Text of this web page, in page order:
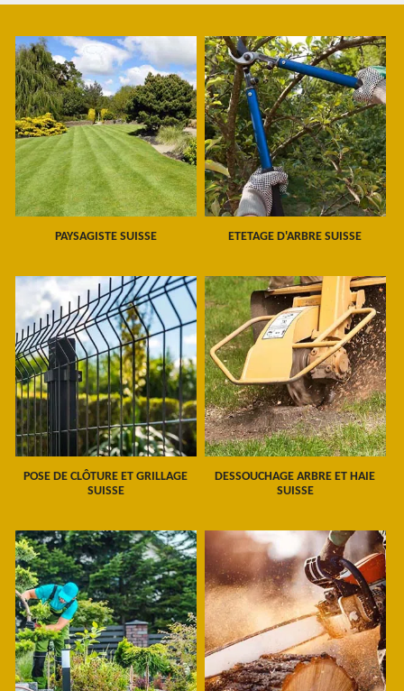
PAYSAGISTE SUISSE ETETAGE D'ARBRE SUISSE
POSE DE CLÔTURE ET GRILLAGE
SUISSE
DESSOUCHAGE ARBRE ET HAIE
SUISSE